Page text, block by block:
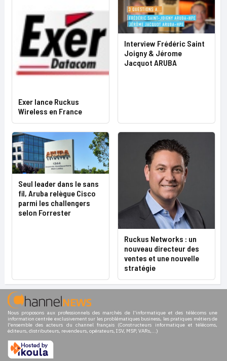
Exer lance Ruckus
Wireless en France
Interview Frédéric Saint
Joigny & Jérome
Jacquot ARUBA
Seul leader dans le sans
fil, Aruba relègue Cisco
parmi les challengers
selon Forrester
Ruckus Networks : un
nouveau directeur des
ventes et une nouvelle
stratégie
Nous proposons aux professionnels des marchés de l'informatique et des télécoms une
information centrée exclusivement sur les problématiques business, les pratiques métiers de
l'ensemble des acteurs du channel français (Constructeurs informatique et télécoms,
éditeurs, distributeurs, revendeurs, opérateurs, ISV, MSP, VARs,...)